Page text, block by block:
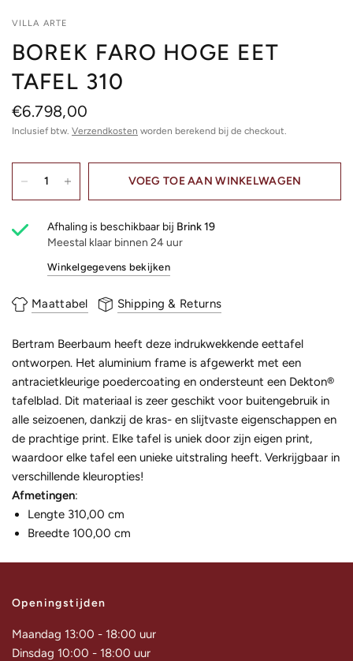
VILLA ARTE
BOREK FARO HOGE EET
TAFEL 310
€6.798,00
Inclusief btw. Verzendkosten worden berekend bij de checkout.
VOEG TOE AAN WINKELWAGEN
Afhaling is beschikbaar bij Brink 19
Meestal klaar binnen 24 uur
Winkelgegevens bekijken
Maattabel Shipping & Returns
Bertram Beerbaum heeft deze indrukwekkende eettafel
ontworpen. Het aluminium frame is afgewerkt met een
antracietkleurige poedercoating en ondersteunt een Dekton®
tafelblad. Dit materiaal is zeer geschikt voor buitengebruik in
alle seizoenen, dankzij de kras- en slijtvaste eigenschappen en
de prachtige print. Elke tafel is uniek door zijn eigen print,
waardoor elke tafel een unieke uitstraling heeft. Verkrijgbaar in
verschillende kleuropties!
Afmetingen:
Lengte 310,00 cm
Breedte 100,00 cm
Openingstijden
Maandag 13:00 - 18:00 uur
Dinsdag 10:00 - 18:00 uur